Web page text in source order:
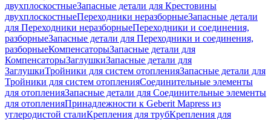
двухплоскостныеЗапасные детали для Крестовины
двухплоскостныеПереходники неразборныеЗапасные детали
для Переходники неразборныеПереходники и соединения,
разборныеЗапасные детали для Переходники и соединения,
разборныеКомпенсаторыЗапасные детали для
КомпенсаторыЗаглушкиЗапасные детали для
ЗаглушкиТройники для систем отопленияЗапасные детали для
Тройники для систем отопленияСоединительные элементы
для отопленияЗапасные детали для Соединительные элементы
для отопленияПринадлежности к Geberit Mapress из
углеродистой сталиКрепления для трубКрепления для